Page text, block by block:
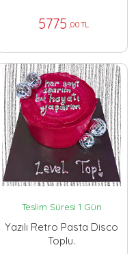
5775 ,00 TL
Teslim Süresi 1 Gün
Yazılı Retro Pasta Disco
Toplu.